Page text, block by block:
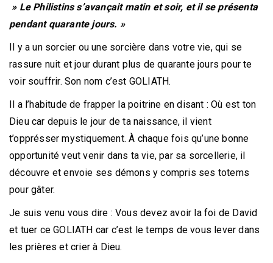
» Le Philistins s’avançait matin et soir, et il se présenta
pendant quarante jours. »
Il y a un sorcier ou une sorcière dans votre vie, qui se
rassure nuit et jour durant plus de quarante jours pour te
voir souffrir. Son nom c’est GOLIATH.
Il a l’habitude de frapper la poitrine en disant : Où est ton
Dieu car depuis le jour de ta naissance, il vient
t’opprésser mystiquement. À chaque fois qu’une bonne
opportunité veut venir dans ta vie, par sa sorcellerie, il
découvre et envoie ses démons y compris ses totems
pour gâter.
Je suis venu vous dire : Vous devez avoir la foi de David
et tuer ce GOLIATH car c’est le temps de vous lever dans
les prières et crier à Dieu.